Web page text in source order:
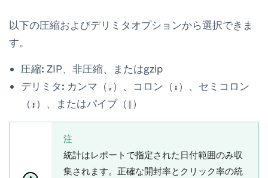
以下の圧縮およびデリミタオプションから選択できま
す。
圧縮: ZIP、非圧縮、またはgzip
デリミタ: カンマ（ , ）、コロン（ : ）、セミコロン
（ ; ）、またはパイプ（ | ）
注
統計はレポートで指定された日付範囲のみ収
集されます。正確な開封率とクリック率の統